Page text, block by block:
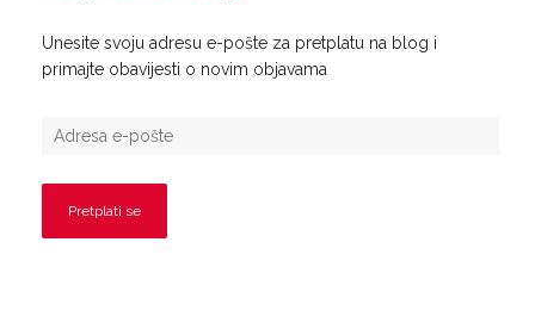
Unesite svoju adresu e-pošte za pretplatu na blog i
primajte obavijesti o novim objavama